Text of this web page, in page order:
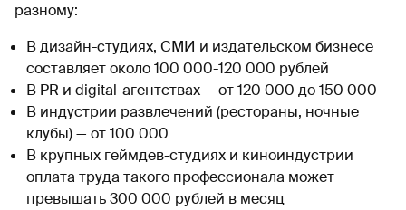
разному:
В дизайн-студиях, СМИ и издательском бизнесе
составляет около 100 000-120 000 рублей
В PR и digital-агентствах — от 120 000 до 150 000
В индустрии развлечений (рестораны, ночные
клубы) — от 100 000
В крупных геймдев-студиях и киноиндустрии
оплата труда такого профессионала может
превышать 300 000 рублей в месяц